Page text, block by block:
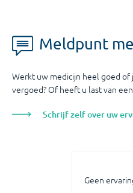
Meldpunt
Werkt uw medicijn heel goed
vergoed? Of heeft u last van
Schrijf zelf over uw
Geen